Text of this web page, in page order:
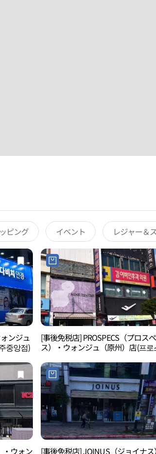
ピング イベント レジャー＆
ンジュ
중앙점)
[事後免税店] PROSPECS（プロス
ス）・ウォンジュ（原州）店(프로
・ウォン [事後免税店] JOINUS（ジョイナ